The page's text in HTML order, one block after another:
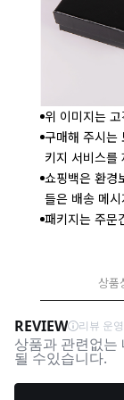
위 이미지는
구매해 주시는
키지 서비스를
쇼핑백은 환경
들은 배송 메
패키지는 주문
상품